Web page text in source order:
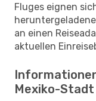
Fluges eignen
an einen
aktuellen
Mexiko-Stadt